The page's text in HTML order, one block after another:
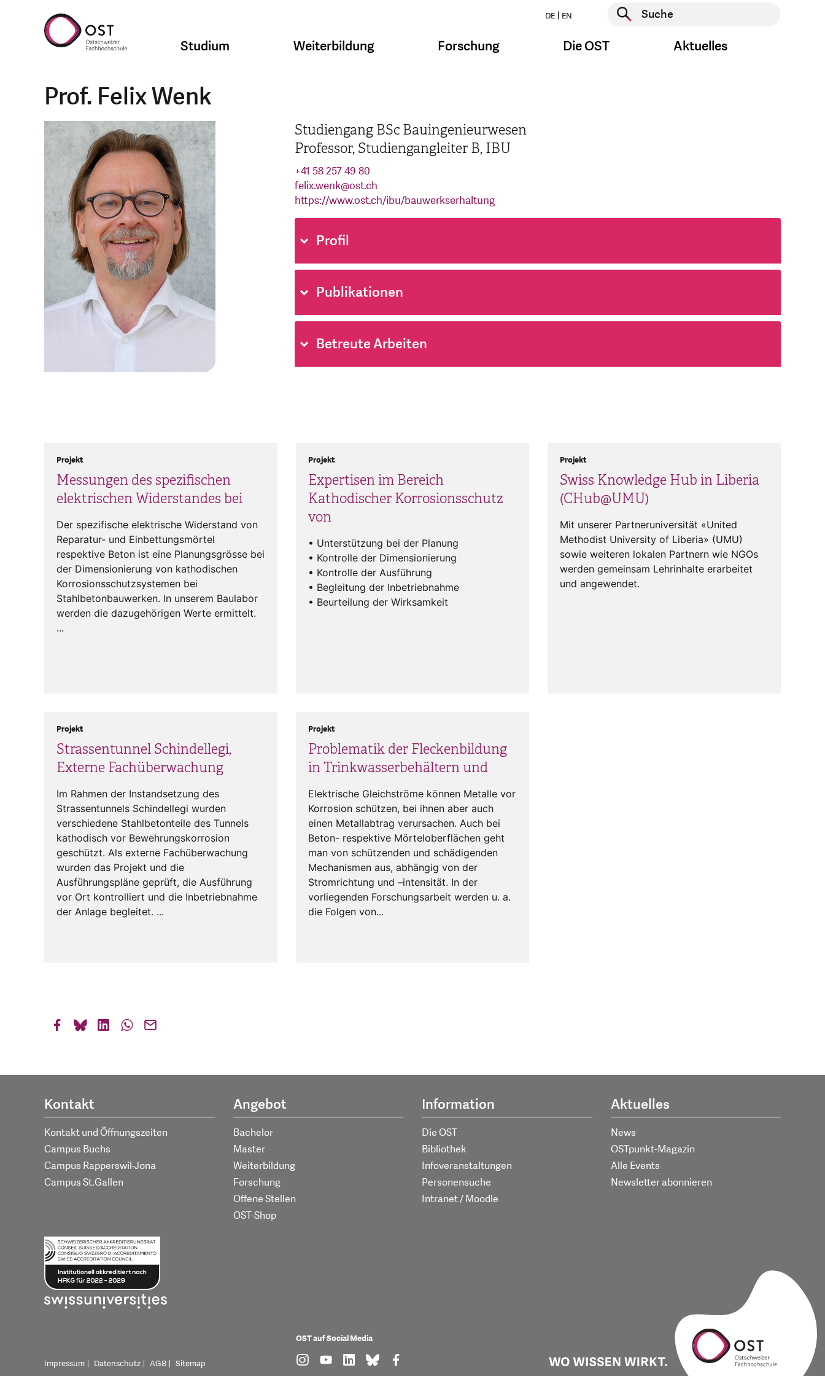
DE EN
Suche starten
Studium Weiterbildung Forschung Die OST Aktuelles
Prof. Felix Wenk
Studiengang BSc Bauingenieurwesen
Professor, Studiengangleiter B, IBU
+41 58 257 49 80
felix.wenk@ost.ch
https://www.ost.ch/ibu/bauwerkserhaltung
Profil
Publikationen
Betreute Arbeiten
Messungen des spezifischen
elektrischen Widerstandes bei
Projekt
Der spezifische elektrische Widerstand von
Reparatur- und Einbettungsmörtel
respektive Beton ist eine Planungsgrösse bei
der Dimensionierung von kathodischen
Korrosionsschutzsystemen bei
Stahlbetonbauwerken. In unserem Baulabor
werden die dazugehörigen Werte ermittelt.
...
Expertisen im Bereich
Kathodischer Korrosionsschutz
von
Projekt
• Unterstützung bei der Planung
• Kontrolle der Dimensionierung
• Kontrolle der Ausführung
• Begleitung der Inbetriebnahme
• Beurteilung der Wirksamkeit
Swiss Knowledge Hub in Liberia
(CHub@UMU)
Projekt
Mit unserer Partneruniversität «United
Methodist University of Liberia» (UMU)
sowie weiteren lokalen Partnern wie NGOs
werden gemeinsam Lehrinhalte erarbeitet
und angewendet.
Strassentunnel Schindellegi,
Externe Fachüberwachung
Projekt
Im Rahmen der Instandsetzung des
Strassentunnels Schindellegi wurden
verschiedene Stahlbetonteile des Tunnels
kathodisch vor Bewehrungskorrosion
geschützt. Als externe Fachüberwachung
wurden das Projekt und die
Ausführungspläne geprüft, die Ausführung
vor Ort kontrolliert und die Inbetriebnahme
der Anlage begleitet. ...
Problematik der Fleckenbildung
in Trinkwasserbehältern und
Projekt
Elektrische Gleichströme können Metalle vor
Korrosion schützen, bei ihnen aber auch
einen Metallabtrag verursachen. Auch bei
Beton- respektive Mörteloberflächen geht
man von schützenden und schädigenden
Mechanismen aus, abhängig von der
Stromrichtung und –intensität. In der
vorliegenden Forschungsarbeit werden u. a.
die Folgen von...
Kontakt
Kontakt und Öffnungszeiten
Campus Buchs
Campus Rapperswil-Jona
Campus St.Gallen
Angebot
Bachelor
Master
Weiterbildung
Forschung
Offene Stellen
OST-Shop
Information
Die OST
Bibliothek
Infoveranstaltungen
Personensuche
Intranet / Moodle
Aktuelles
News
OSTpunkt-Magazin
Alle Events
Newsletter abonnieren
Impressum Datenschutz AGB Sitemap
OST auf Social Media
find us on: instagram
find us on: youtube
find us on: linkedin
find us on: bluesky
find us on: facebook